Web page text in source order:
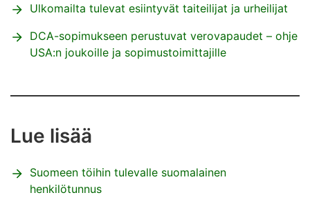
Ulkomailta tulevat esiintyvät taiteilijat ja urheilijat
DCA-sopimukseen perustuvat verovapaudet – ohje
USA:n joukoille ja sopimustoimittajille
Lue lisää
Suomeen töihin tulevalle suomalainen
henkilötunnus